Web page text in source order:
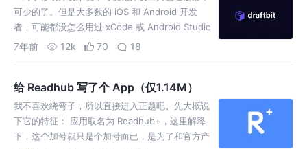
可少的了。但是大多数的 iOS 和 Android 开发
者，可能都没怎么用过 xCode 或 Android Studio
中的可视化工具。因为觉得通过拖拽组件的方式，
7年前 12k 70 18
给 Readhub 写了个 App（仅1.14M）
我不喜欢绕弯子，所以直接进入正题吧。先大概说
下它的特征： 应用取名为 Readhub+，这里解释
下，这个加号就只是个加号而已，是为了和官方产